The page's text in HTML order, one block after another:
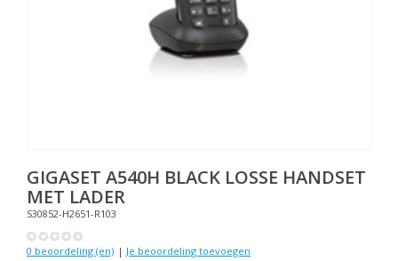
GIGASET A540H BLACK LOSSE HANDSET
MET LADER
S30852-H2651-R103
0 beoordeling (en) | Je beoordeling toevoegen